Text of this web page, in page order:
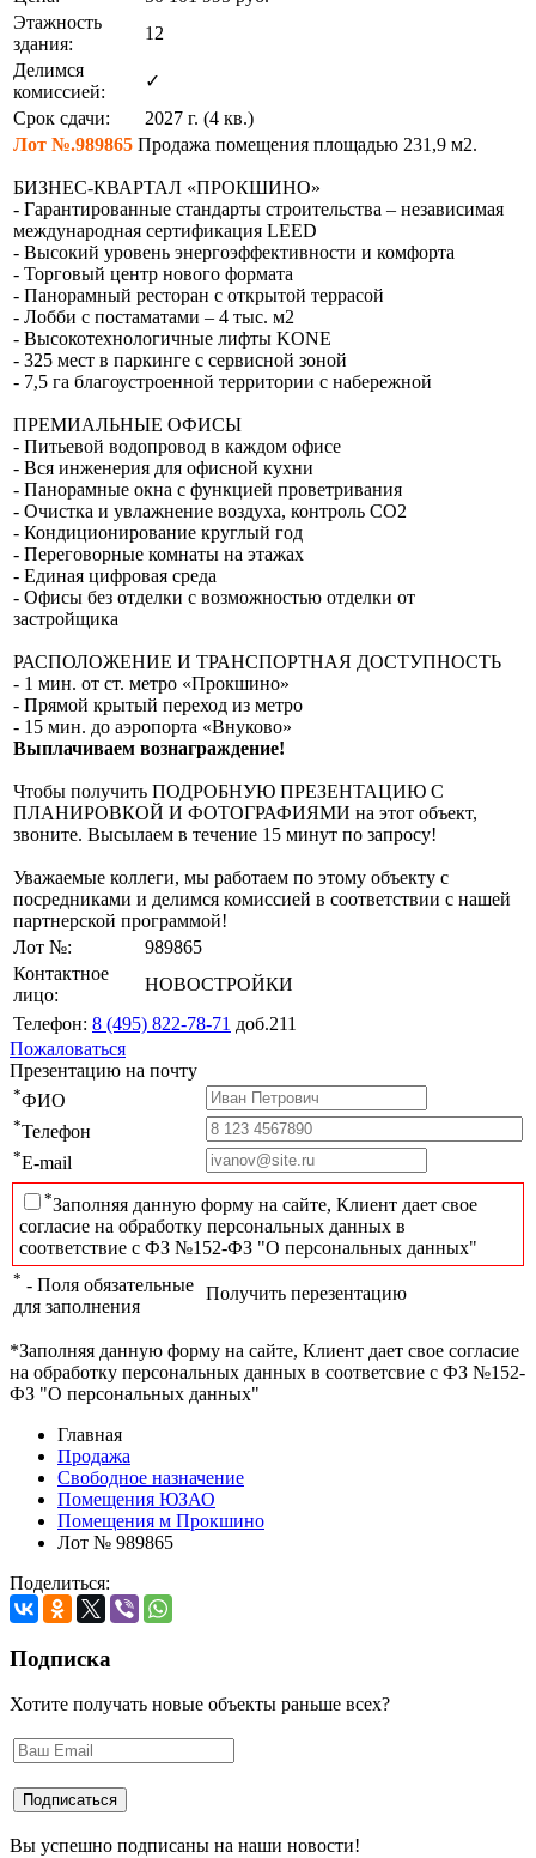
Этажность
здания:
12
Делимся
комиссией:
✓
Срок сдачи:
2027 г. (4 кв.)
Лот №.989865 Продажа помещения площадью 231,9 м2.
БИЗНЕС-КВАРТАЛ «ПРОКШИНО»
- Гарантированные стандарты строительства – независимая
международная сертификация LEED
- Высокий уровень энергоэффективности и комфорта
- Торговый центр нового формата
- Панорамный ресторан с открытой террасой
- Лобби с постаматами – 4 тыс. м2
- Высокотехнологичные лифты KONE
- 325 мест в паркинге с сервисной зоной
- 7,5 га благоустроенной территории с набережной
ПРЕМИАЛЬНЫЕ ОФИСЫ
- Питьевой водопровод в каждом офисе
- Вся инженерия для офисной кухни
- Панорамные окна с функцией проветривания
- Очистка и увлажнение воздуха, контроль СО2
- Кондиционирование круглый год
- Переговорные комнаты на этажах
- Единая цифровая среда
- Офисы без отделки с возможностью отделки от
застройщика
РАСПОЛОЖЕНИЕ И ТРАНСПОРТНАЯ ДОСТУПНОСТЬ
- 1 мин. от ст. метро «Прокшино»
- Прямой крытый переход из метро
- 15 мин. до аэропорта «Внуково»
Выплачиваем вознаграждение!
Чтобы получить ПОДРОБНУЮ ПРЕЗЕНТАЦИЮ С
ПЛАНИРОВКОЙ И ФОТОГРАФИЯМИ на этот объект,
звоните. Высылаем в течение 15 минут по запросу!
Уважаемые коллеги, мы работаем по этому объекту с
посредниками и делимся комиссией в соответствии с нашей
партнерской программой!
Лот №:
989865
Контактное
лицо:
НОВОСТРОЙКИ
Телефон: 8 (495) 822-78-71 доб.211
Пожаловаться
Презентацию на почту
*ФИО
*Телефон
*E-mail
*Заполняя данную форму на сайте, Клиент дает свое
согласие на обработку персональных данных в
соответствие с ФЗ №152-ФЗ "О персональных данных"
* - Поля обязательные
для заполнения
Получить перезентацию
*Заполняя данную форму на сайте, Клиент дает свое согласие
на обработку персональных данных в соответсвие с ФЗ №152-
ФЗ "О персональных данных"
Главная
Продажа
Свободное назначение
Помещения ЮЗАО
Помещения м Прокшино
Лот № 989865
Поделиться:
Подписка
Хотите получать новые объекты раньше всех?
Вы успешно подписаны на наши новости!